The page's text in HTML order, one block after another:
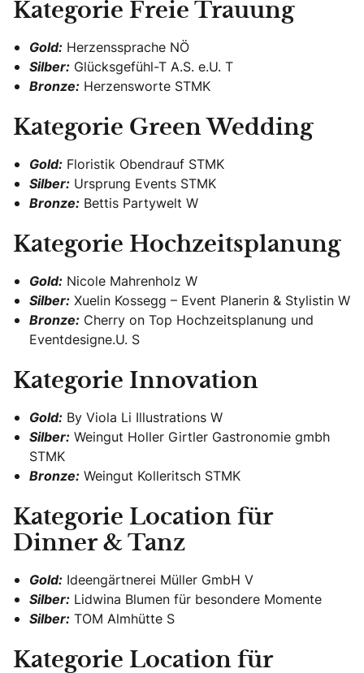
Kategorie Freie Trauung
Gold: Herzenssprache NÖ
Silber: Glücksgefühl-T A.S. e.U. T
Bronze: Herzensworte STMK
Kategorie Green Wedding
Gold: Floristik Obendrauf STMK
Silber: Ursprung Events STMK
Bronze: Bettis Partywelt W
Kategorie Hochzeitsplanung
Gold: Nicole Mahrenholz W
Silber: Xuelin Kossegg – Event Planerin & Stylistin W
Bronze: Cherry on Top Hochzeitsplanung und
Eventdesigne.U. S
Kategorie Innovation
Gold: By Viola Li Illustrations W
Silber: Weingut Holler Girtler Gastronomie gmbh
STMK
Bronze: Weingut Kolleritsch STMK
Kategorie Location für
Dinner & Tanz
Gold: Ideengärtnerei Müller GmbH V
Silber: Lidwina Blumen für besondere Momente
Silber: TOM Almhütte S
Kategorie Location für